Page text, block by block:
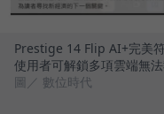
Prestige 14 Flip AI+完美
使用者可解鎖多項雲端無
圖／ 數位時代